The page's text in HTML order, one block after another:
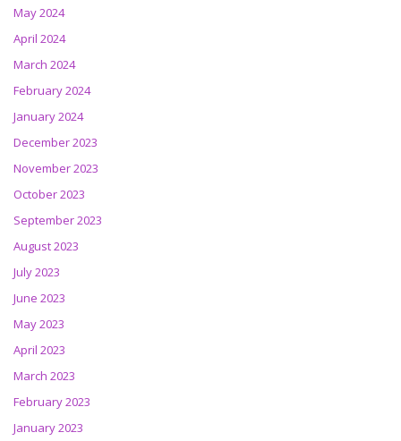
May 2024
April 2024
March 2024
February 2024
January 2024
December 2023
November 2023
October 2023
September 2023
August 2023
July 2023
June 2023
May 2023
April 2023
March 2023
February 2023
January 2023